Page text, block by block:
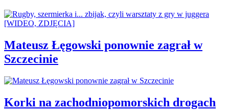
Mateusz Łęgowski ponownie zagrał w
Szczecinie
Korki na zachodniopomorskich drogach